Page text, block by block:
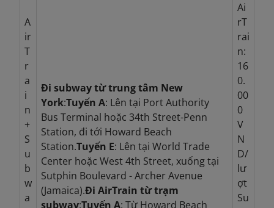
A
ir
T
r
a
i
n
+
S
u
b
w
a
Đi subway từ trung tâm New
York:Tuyến A: Lên tại Port Authority
Bus Terminal hoặc 34th Street-Penn
Station, đi tới Howard Beach
Station.Tuyến E: Lên tại World Trade
Center hoặc West 4th Street, xuống tại
Sutphin Boulevard - Archer Avenue
(Jamaica).Đi AirTrain từ trạm
subway:Tuyến A: Từ Howard Beach
Ai
rT
rai
n:
16
0.
00
0
V
N
D/
lư
ợt
Su